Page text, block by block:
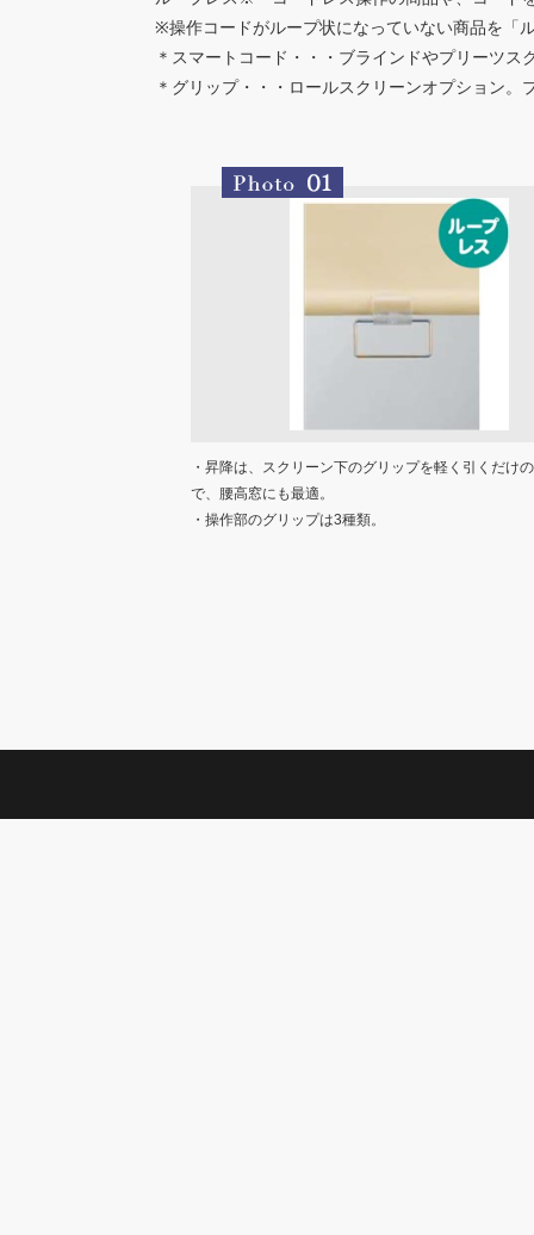
※操作コードがループ状になっていない商品を「
＊スマートコード・・・ブラインドやプリーツス
＊グリップ・・・ロールスクリーンオプション
・昇降は、スクリーン下のグリップを軽く引くだけ
で、腰高窓にも最適。
・操作部のグリップは3種類。